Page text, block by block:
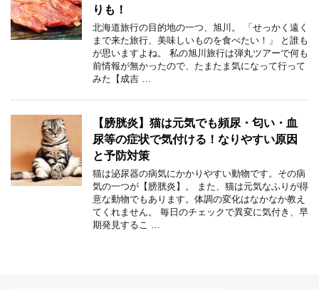
りも！
北海道旅行の目的地の一つ、旭川。 「せっかく遠く
まで来た旅行、美味しいものを食べたい！」 と誰も
が思いますよね。 私の旭川旅行は弾丸ツアーで何も
前情報が無かったので、たまたま気になって行って
みた【成吉 …
【膀胱炎】猫は元気でも頻尿・匂い・血
尿等の症状で気付ける！なりやすい原因
と予防対策
猫は泌尿器の病気にかかりやすい動物です。その病
気の一つが【膀胱炎】。 また、猫は元気なふりが得
意な動物でもあります。体調の変化はなかなか教え
てくれません。 毎日のチェックで異変に気付き、早
期発見するこ …